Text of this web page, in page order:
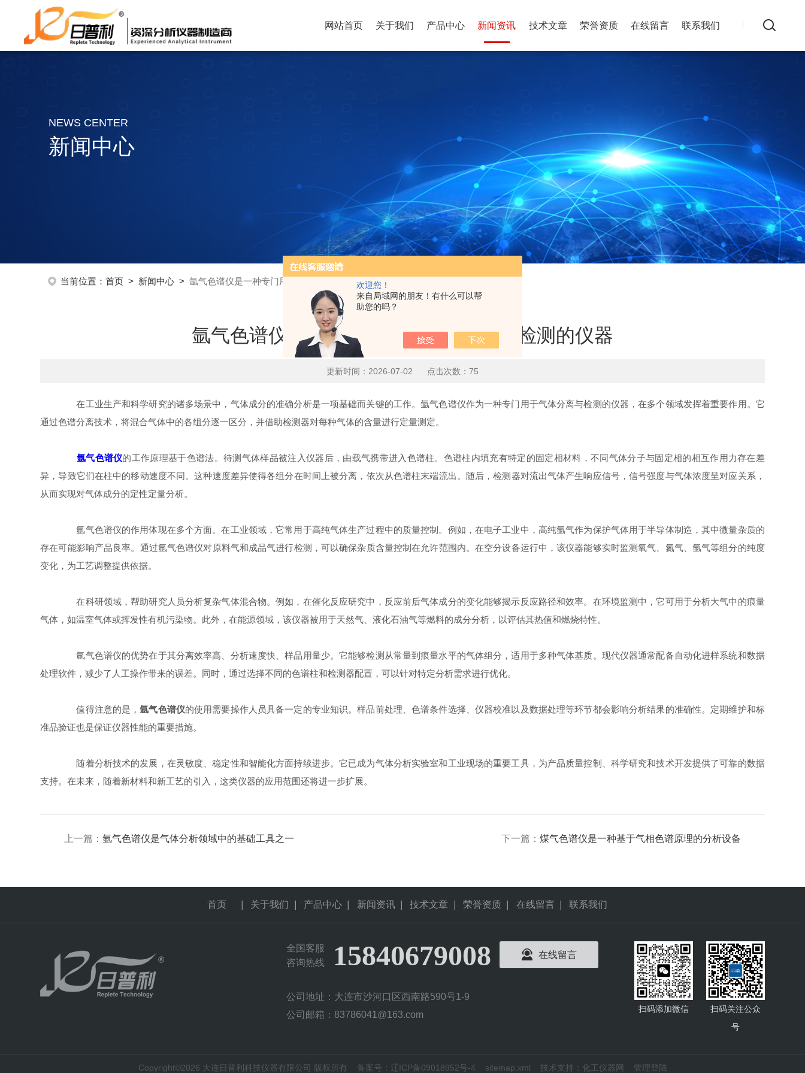
欢迎您！
来自局域网的朋友！有什么可以帮
助您的吗？
网站首页 关于我们 产品中心 新闻资讯 技术文章 荣誉资质 在线留言 联系我们
NEWS CENTER
新闻中心
当前位置：首页 > 新闻中心 >氩气色谱仪是一种专门用于气体分离与检测的仪器
氩气色谱仪是一种专门用于气体分离与检测的仪器
更新时间：2026-07-02 点击次数：75
在工业生产和科学研究的诸多场景中，气体成分的准确分析是一项基础而关键的工作。氩气色谱仪作为一种专门用于气体分离与检测的仪器，在多个领域发挥着重要作用。它
通过色谱分离技术，将混合气体中的各组分逐一区分，并借助检测器对每种气体的含量进行定量测定。
氩气色谱仪的工作原理基于色谱法。待测气体样品被注入仪器后，由载气携带进入色谱柱。色谱柱内填充有特定的固定相材料，不同气体分子与固定相的相互作用力存在差
异，导致它们在柱中的移动速度不同。这种速度差异使得各组分在时间上被分离，依次从色谱柱末端流出。随后，检测器对流出气体产生响应信号，信号强度与气体浓度呈对应关系，
从而实现对气体成分的定性定量分析。
氩气色谱仪的作用体现在多个方面。在工业领域，它常用于高纯气体生产过程中的质量控制。例如，在电子工业中，高纯氩气作为保护气体用于半导体制造，其中微量杂质的
存在可能影响产品良率。通过氩气色谱仪对原料气和成品气进行检测，可以确保杂质含量控制在允许范围内。在空分设备运行中，该仪器能够实时监测氧气、氮气、氩气等组分的纯度
变化，为工艺调整提供依据。
在科研领域，帮助研究人员分析复杂气体混合物。例如，在催化反应研究中，反应前后气体成分的变化能够揭示反应路径和效率。在环境监测中，它可用于分析大气中的痕量
气体，如温室气体或挥发性有机污染物。此外，在能源领域，该仪器被用于天然气、液化石油气等燃料的成分分析，以评估其热值和燃烧特性。
氩气色谱仪的优势在于其分离效率高、分析速度快、样品用量少。它能够检测从常量到痕量水平的气体组分，适用于多种气体基质。现代仪器通常配备自动化进样系统和数据
处理软件，减少了人工操作带来的误差。同时，通过选择不同的色谱柱和检测器配置，可以针对特定分析需求进行优化。
值得注意的是，氩气色谱仪的使用需要操作人员具备一定的专业知识。样品前处理、色谱条件选择、仪器校准以及数据处理等环节都会影响分析结果的准确性。定期维护和标
准品验证也是保证仪器性能的重要措施。
随着分析技术的发展，在灵敏度、稳定性和智能化方面持续进步。它已成为气体分析实验室和工业现场的重要工具，为产品质量控制、科学研究和技术开发提供了可靠的数据
支持。在未来，随着新材料和新工艺的引入，这类仪器的应用范围还将进一步扩展。
上一篇：氩气色谱仪是气体分析领域中的基础工具之一 下一篇： 煤气色谱仪是一种基于气相色谱原理的分析设备
首页 关于我们 产品中心 新闻资讯 技术文章 荣誉资质 在线留言 联系我们
全国客服
咨询热线
15840679008 在线留言
公司地址：大连市沙河口区西南路590号1-9
公司邮箱：83786041@163.com
扫码添加微信
扫码关注公众
号
Copyright©2026 大连日普利科技仪器有限公司 版权所有 备案号：辽ICP备09018952号-4 sitemap.xml 技术支持： 化工仪器网 管理登陆